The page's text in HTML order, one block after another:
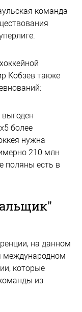
команда
Кобзев также
более
нужна
210 млн
поляны есть в
на данном
международном
которые
из